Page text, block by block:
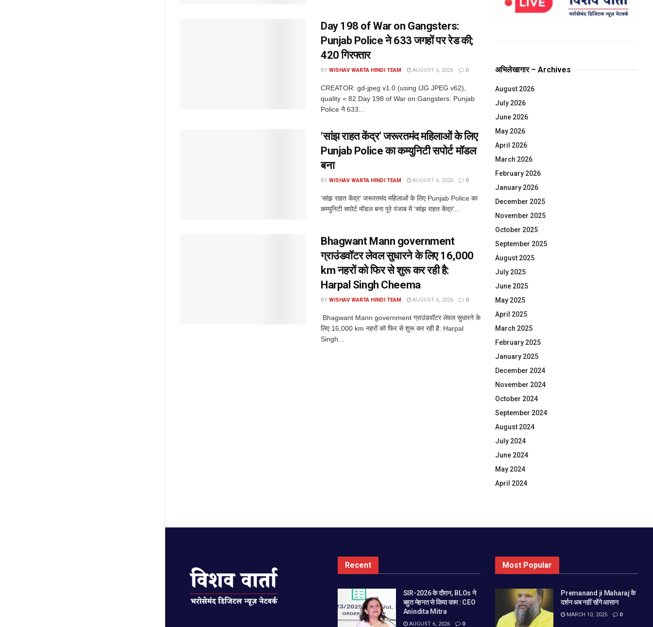
Day 198 of War on Gangsters:
Punjab Police ने 633 जगहों पर रेड की;
420 गिरफ्तार
BY WISHAV WARTA HINDI TEAM AUGUST 6, 2026 0
CREATOR: gd-jpeg v1.0 (using IJG JPEG v62),
quality = 82 Day 198 of War on Gangsters: Punjab
Police ने 633...
‘सांझ राहत केंद्र’ जरूरतमंद महिलाओं के लिए
Punjab Police का कम्युनिटी सपोर्ट मॉडल
बना
BY WISHAV WARTA HINDI TEAM AUGUST 6, 2026 0
‘सांझ राहत केंद्र’ जरूरतमंद महिलाओं के लिए Punjab Police का
कम्युनिटी सपोर्ट मॉडल बना पूरे पंजाब में ‘सांझ राहत केंद्र’...
Bhagwant Mann government
ग्राउंडवॉटर लेवल सुधारने के लिए 16,000
km नहरों को फिर से शुरू कर रही है:
Harpal Singh Cheema
BY WISHAV WARTA HINDI TEAM AUGUST 6, 2026 0
Bhagwant Mann government ग्राउंडवॉटर लेवल सुधारने के
लिए 16,000 km नहरों को फिर से शुरू कर रही है: Harpal
Singh...
अभिलेखागार – Archives
August 2026
July 2026
June 2026
May 2026
April 2026
March 2026
February 2026
January 2026
December 2025
November 2025
October 2025
September 2025
August 2025
July 2025
June 2025
May 2025
April 2025
March 2025
February 2025
January 2025
December 2024
November 2024
October 2024
September 2024
August 2024
July 2024
June 2024
May 2024
April 2024
Recent
SIR-2026 के दौरान, BLOs ने
बहुत मेहनत से किया काम : CEO
Anindita Mitra
AUGUST 6, 2026 0
Most Popular
Premanand ji Maharaj के
दर्शन अब नहीं रहेंगे आसान
MARCH 10, 2025 0